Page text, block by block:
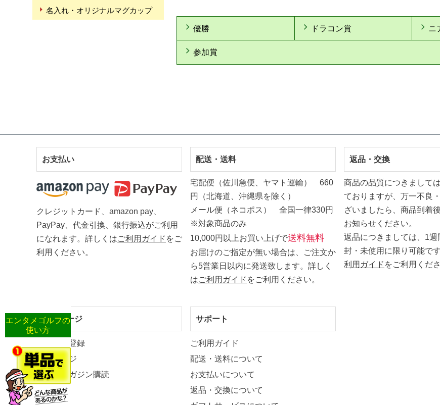
名入れ・オリジナルマグカップ
優勝 ドラコン賞 ニ
参加賞
お支払い
クレジットカード、amazon pay、
PayPay、代金引換、銀行振込がご利用
になれます。詳しくはご利用ガイド をご
利用ください。
配送・送料
宅配便（佐川急便、ヤマト運輸） 660
円（北海道、沖縄県を除く）
メール便（ネコポス） 全国一律330円
※対象商品のみ
10,000円以上お買い上げで送料無料
お届けのご指定が無い場合は、ご注文か
ら5営業日以内に発送致します。詳しく
はご利用ガイド をご利用ください。
返品・交換
商品の品質につきまして
ておりますが、万一不良
ざいましたら、商品到着
お知らせください。
返品につきましては、1週
封・未使用に限り可能で
利用ガイド をご利用くださ
マイページ
新規会員登録
マイページ
メールマガジン購読
サポート
ご利用ガイド
配送・送料について
お支払いについて
返品・交換について
エンタメゴルフの
使い方